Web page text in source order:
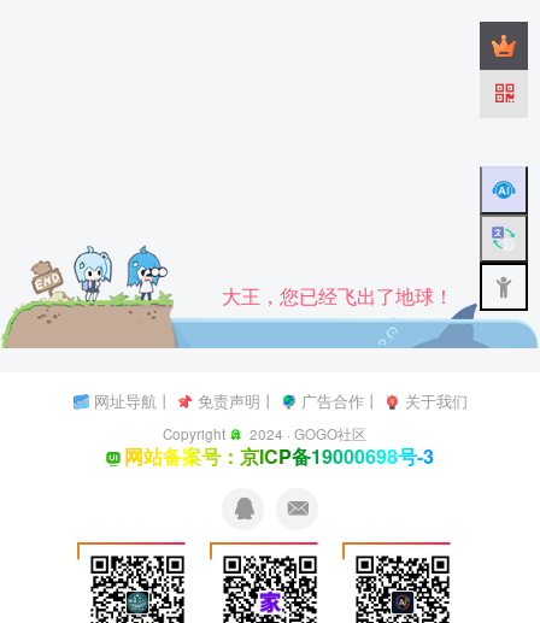
大王，您已经飞出了地球！
网址导航 丨 免责声明 丨 广告合作丨 关于我们
Copyright 2024 ·GOGO社区
网站备案号：京ICP备19000698号-3